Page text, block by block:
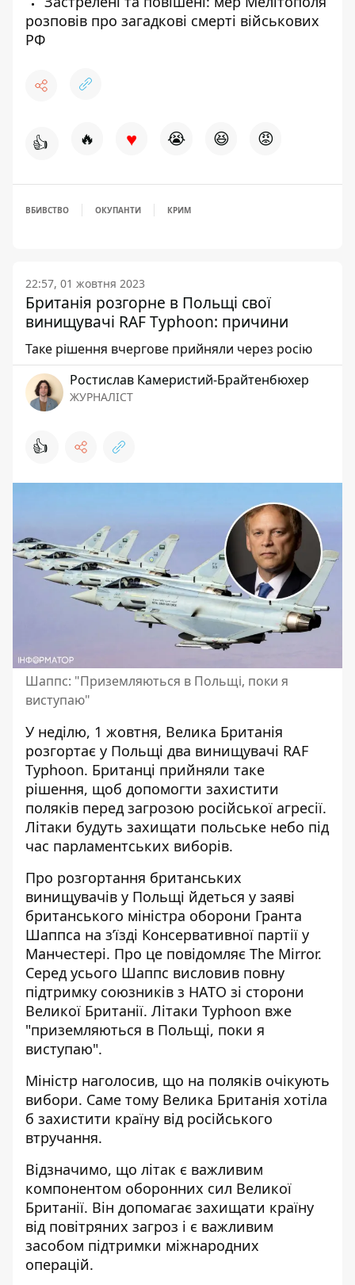
розповів про загадкові смерті військових
РФ
👍 🔥 ♥ 😭 😆 😡
ВБИВСТВО ОКУПАНТИ КРИМ
22:57, 01 жовтня 2023
Британія розгорне в Польщі свої
винищувачі RAF Typhoon: причини
Таке рішення вчергове прийняли через росію
Ростислав Камеристий-Брайтенбюхер
ЖУРНАЛІСТ
👍
Шаппс: "Приземляються в Польщі, поки я
виступаю"
У неділю, 1 жовтня, Велика Британія
розгортає у Польщі два винищувачі RAF
Typhoon. Британці прийняли таке
рішення, щоб допомогти захистити
поляків перед загрозою російської агресії.
Літаки будуть захищати польське небо під
час парламентських виборів.
Про розгортання британських
винищувачів у Польщі йдеться у заяві
британського міністра оборони Гранта
Шаппса на з’їзді Консервативної партії у
Манчестері. Про це повідомляє The Mirror.
Серед усього Шаппс висловив повну
підтримку союзників з НАТО зі сторони
Великої Британії. Літаки Typhoon вже
"приземляються в Польщі, поки я
виступаю".
Міністр наголосив, що на поляків очікують
вибори. Саме тому Велика Британія хотіла
б захистити країну від російського
втручання.
Відзначимо, що літак є важливим
компонентом оборонних сил Великої
Британії. Він допомагає захищати країну
від повітряних загроз і є важливим
засобом підтримки міжнародних
операцій.